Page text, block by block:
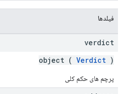
فیلدها
verdict
object ( Verdict )
پرچم های حکم کلی